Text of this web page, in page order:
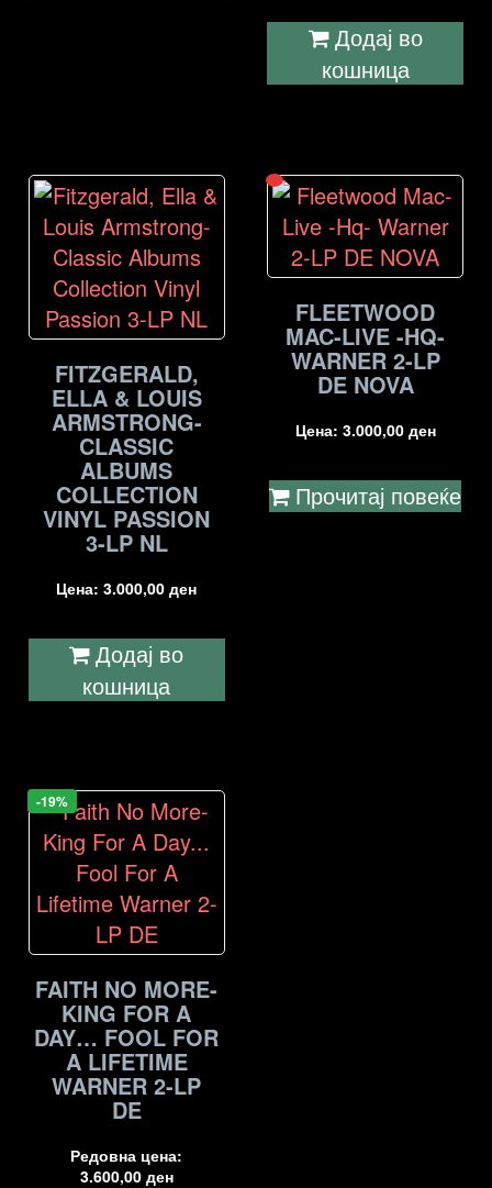
Додај во
кошница
FITZGERALD,
ELLA & LOUIS
ARMSTRONG-
CLASSIC
ALBUMS
COLLECTION
VINYL PASSION
3-LP NL
Цена:3.000,00ден
Додај во
кошница
FLEETWOOD
MAC-LIVE -HQ-
WARNER 2-LP
DE NOVA
Цена: 3.000,00 ден
Прочитај повеќе
-19%
FAITH NO MORE-
KING FOR A
DAY… FOOL FOR
A LIFETIME
WARNER 2-LP
DE
Редовна цена:
3.600,00 ден